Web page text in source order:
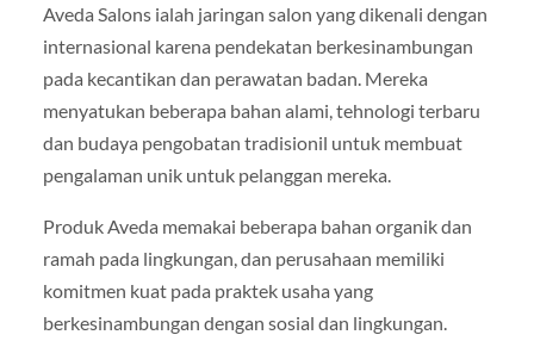
Aveda Salons ialah jaringan salon yang dikenali dengan
internasional karena pendekatan berkesinambungan
pada kecantikan dan perawatan badan. Mereka
menyatukan beberapa bahan alami, tehnologi terbaru
dan budaya pengobatan tradisionil untuk membuat
pengalaman unik untuk pelanggan mereka.
Produk Aveda memakai beberapa bahan organik dan
ramah pada lingkungan, dan perusahaan memiliki
komitmen kuat pada praktek usaha yang
berkesinambungan dengan sosial dan lingkungan.